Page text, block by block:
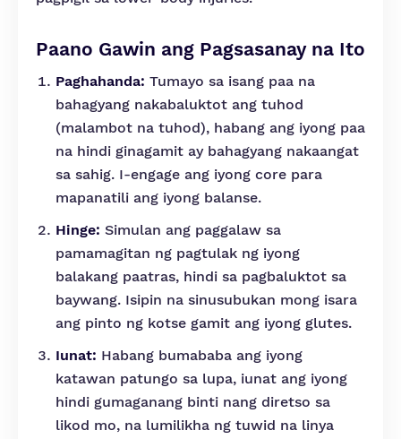
Paano Gawin ang Pagsasanay na Ito
Paghahanda: Tumayo sa isang paa na
bahagyang nakabaluktot ang tuhod
(malambot na tuhod), habang ang iyong paa
na hindi ginagamit ay bahagyang nakaangat
sa sahig. I-engage ang iyong core para
mapanatili ang iyong balanse.
Hinge: Simulan ang paggalaw sa
pamamagitan ng pagtulak ng iyong
balakang paatras, hindi sa pagbaluktot sa
baywang. Isipin na sinusubukan mong isara
ang pinto ng kotse gamit ang iyong glutes.
Iunat: Habang bumababa ang iyong
katawan patungo sa lupa, iunat ang iyong
hindi gumaganang binti nang diretso sa
likod mo, na lumilikha ng tuwid na linya